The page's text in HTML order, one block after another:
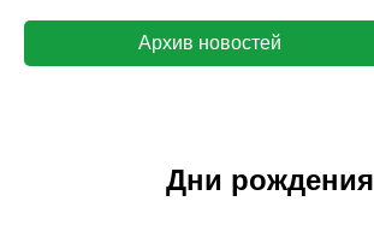
Архив новостей
Дни рождения